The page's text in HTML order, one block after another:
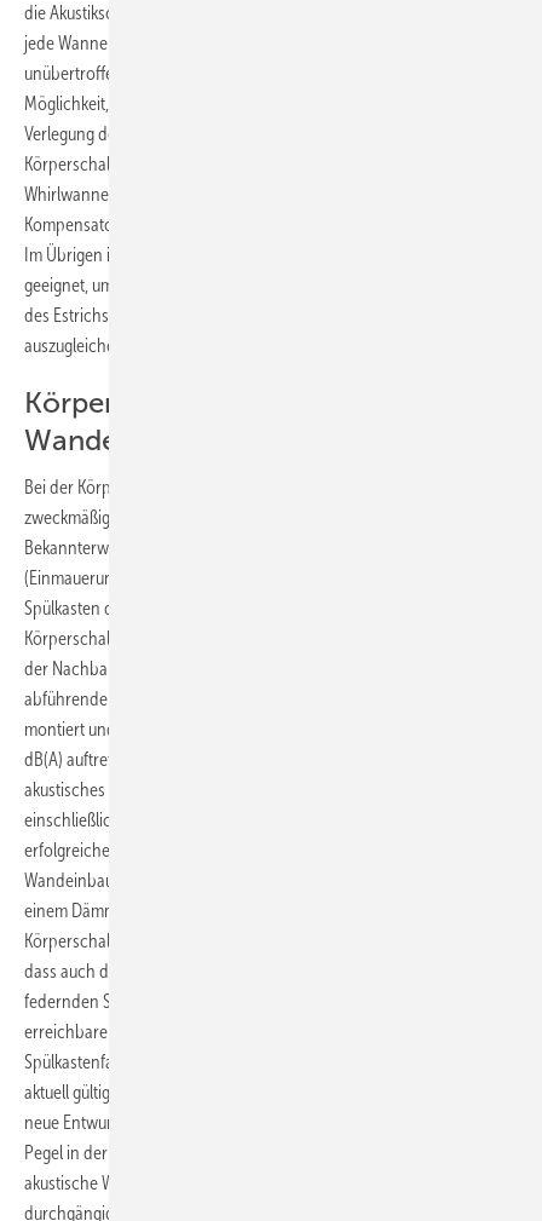
die Akustikschienen bzw. weiteren Systemkomponenten können an
jede Wannenhöhe angepasst werden. Hinzu kommt ein weiterer
unübertroffener Vorzug dieses Trägersystems: Es besteht die
Möglichkeit, den Freiraum unter der Wanne uneingeschränkt für die
Verlegung der Rohrleitungen zu nutzen. Für die wirksame
Körperschallentkoppelung und Schwingungsdämpfung von
Whirlwannen gibt es außerdem spezielle Schwingungs-
Kompensatoren als Zubehör zum gezeigten Universal-Trägersystem.
Im Übrigen ist das vorgestellte Universal-Trägersystem auch gut
geeignet, um Bewegungen bzw. konkave und konvexe Verformungen
des Estrichs in der Trocknungsphase ohne Fugenabrisse
auszugleichen.
Körperschallentkoppelung von
Wandeinbau-Spülkästen
Bei der Körperschallentkoppelung von Sanitärelementen ist es
zweckmäßig, nach der Einbausituation zu differenzieren.
Bekannterweise ist bei einer gemauerten Vorwandinstallation
(Einmauerung vor oder in einer Massivwand) der Wandeinbau-
Spülkasten der intensivste und in der Regel auch der unangenehmste
Körperschallemittent, denn wer will schon wissen, wann und wie oft
der Nachbar sein WC benutzt. Wird ein Spülkasten samt seiner zu- und
abführenden Rohrleitungen
montiert und eingemauert
dB(A) auftreten, das heißt, man schafft ein dauerhaft wirkendes
akustisches Problem, das nur mit großem Aufwand (Installation
einschließlich Ausmauerung abreißen) beseitigt werden kann. Eine
erfolgreiche Lösung dieses Problems besteht darin, den kompletten
Wandeinbau-Spülkasten bzw. ein beliebiges Wandeinbau-Element mit
einem Dämm-Formteil zu ummanteln
Körperschall­entkoppelung auch im Detail erfolgen muss. Das heißt,
dass auch die Befestigung des Wandeinbau-Spülkastens mit weich
federnden Schallschutzprofilen entkoppelt werden muss. Die
erreichbaren Installations-Schallpegel betragen – abhängig vom
Spülkastenfabrikat – etwa 25 dB(A), das heißt, sie liegen nach der
aktuell gültigen VDI 4100 in der Schallschutzstufe SSt III. Wenn der
neue Entwurf der VDI 4100 verabschiedet werden wird, liegt dieser
Pegel in der Schallschutzstufe SSt II und der Hersteller müsste die
akustische Wirksamkeit des Produktes verbessern, wenn die SSt III
durchgängig und sicher erhalten bleiben soll.